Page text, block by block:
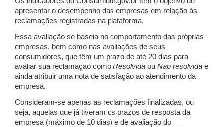
apresentar o desempenho das empresas em relação às
reclamações registradas na plataforma.
Essa avaliação se baseia no comportamento das próprias
empresas, bem como nas avaliações de seus
consumidores, que têm um prazo de até 20 dias para
avaliar sua reclamação como Resolvida ou Não resolvida e
ainda atribuir uma nota de satisfação ao atendimento da
empresa.
Consideram-se apenas as reclamações finalizadas, ou
seja, aquelas que já tiveram os prazos de resposta da
empresa (máximo de 10 dias) e de avaliação do